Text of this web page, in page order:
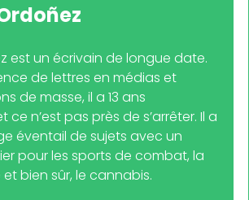
est un écrivain de longue date.
de lettres en médias et
de masse, il a 13 ans
ce n’est pas près de s’arrêter. Il a
éventail de sujets avec un
pour les sports de combat, la
bien sûr, le cannabis.